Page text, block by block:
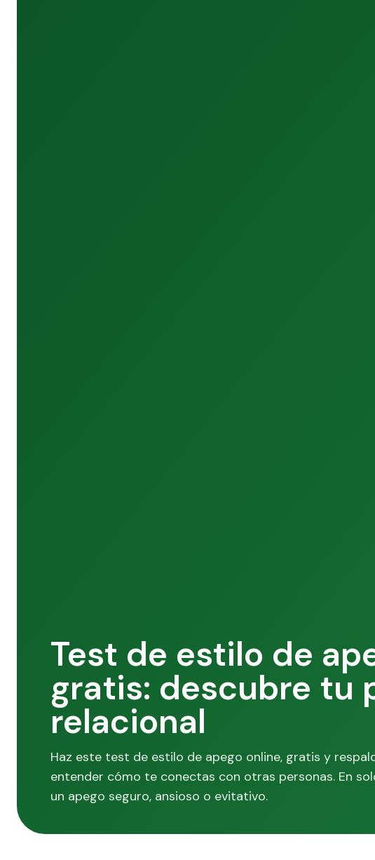
Test de estilo de
gratis: descubre tu
relacional
Haz este test de estilo de apego online, gratis y
entender cómo te conectas con otras personas. En
un apego seguro, ansioso o evitativo.